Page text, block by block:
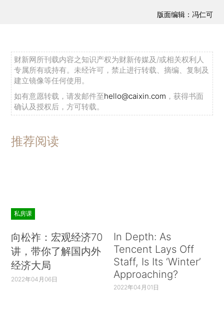
版面编辑：冯仁可
财新网所刊载内容之知识产权为财新传媒及/或相关权利人
专属所有或持有。未经许可，禁止进行转载、摘编、复制及
建立镜像等任何使用。
如有意愿转载，请发邮件至hello@caixin.com ，获得书面
确认及授权后，方可转载。
推荐阅读
私房课
向松祚：宏观经济70
讲，带你了解国内外
经济大局
2022年04月06日
In Depth: As
Tencent Lays Off
Staff, Is Its ‘Winter’
Approaching?
2022年04月01日